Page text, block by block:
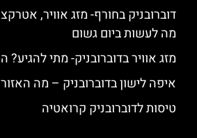
דוברובניק בחורף- מזג אוויר,
מה לעשות ביום גשום
מזג אוויר בדוברובניק- מתי
איפה לישון בדוברובניק – מה
טיסות לדוברובניק קרואטיה